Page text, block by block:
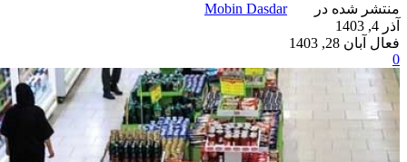
منتشر شده در
Mobin Dasdar
آذر 4, 1403
فعال آبان 28, 1403
0